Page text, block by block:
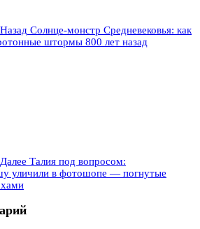
Назад Солнце-монстр Средневековья: как
штормы 800 лет назад
Далее Талия под вопросом:
уличили в фотошопе — погнутые